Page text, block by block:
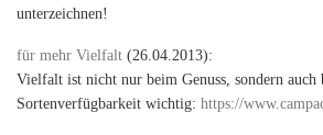
unterzeichnen!
für mehr Vielfalt (26.04.2013):
Vielfalt ist nicht nur beim Genuss, sondern auch
Sortenverfügbarkeit wichtig: https://